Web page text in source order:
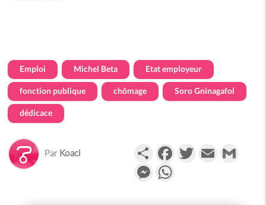
Emploi Michel Beta Etat employeur
fonction publique chômage Soro Gninagafol
dédicace
Par Koaci PartagerFacebookTwitterEmail
Messenger